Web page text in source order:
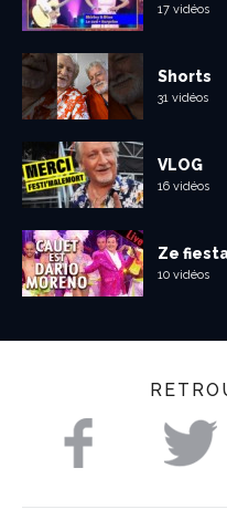
17 vidéos
Shorts
31 vidéos
VLOG
16 vidéos
Ze
10 vidéos